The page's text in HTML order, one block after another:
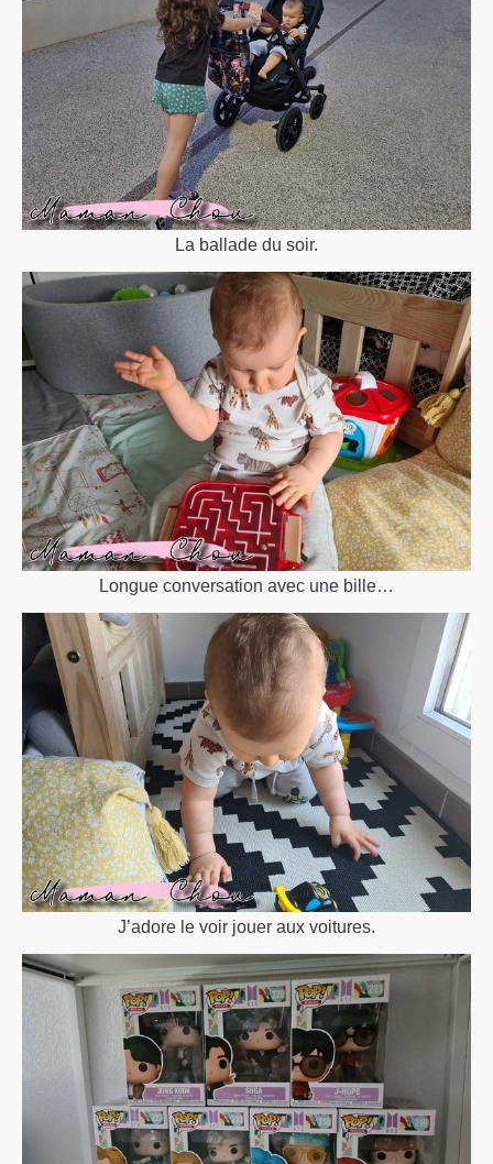
La ballade du soir.
Longue conversation avec une bille…
J’adore le voir jouer aux voitures.